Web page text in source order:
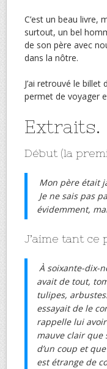
C’est un beau livre,
surtout, un bel
de son père avec
dans la nôtre.
J’ai retrouvé le billet
permet de voyager
Extraits.
Début (la
Mon père était
Je ne sais pas
évidemment,
J’aime tant ce
À soixante-dix-
avait de tout,
tulipes,
essayait de le
rappelle lui
mauve clair que
d’un coup et
est étrange de